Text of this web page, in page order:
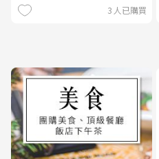
3 人已購買